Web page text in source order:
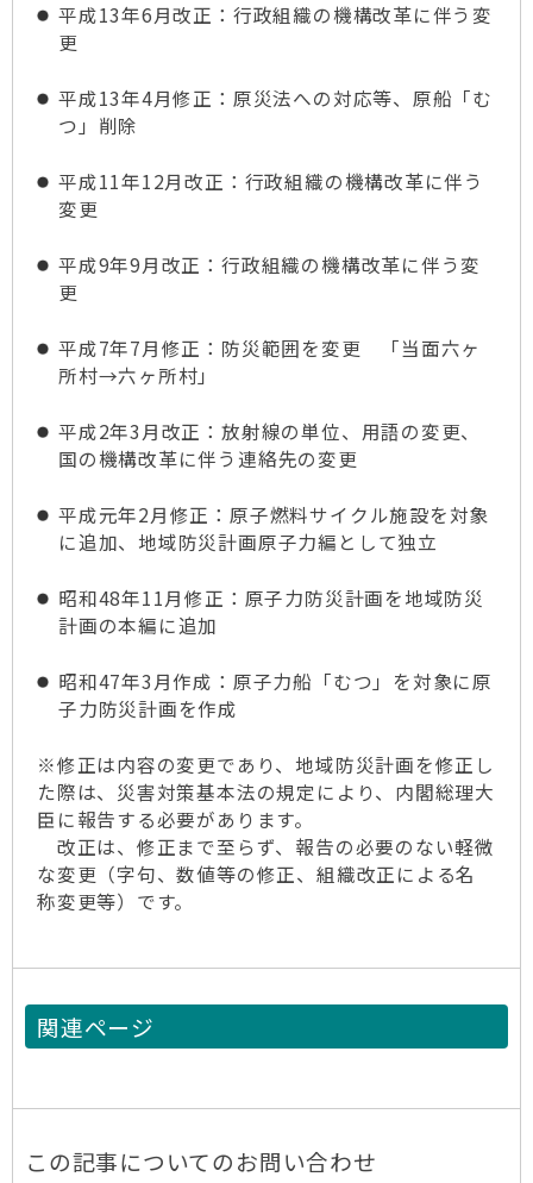
平成13年6月改正：行政組織の機構改革に伴う変
更
平成13年4月修正：原災法への対応等、原船「む
つ」削除
平成11年12月改正：行政組織の機構改革に伴う
変更
平成9年9月改正：行政組織の機構改革に伴う変
更
平成7年7月修正：防災範囲を変更 「当面六ヶ
所村→六ヶ所村」
平成2年3月改正：放射線の単位、用語の変更、
国の機構改革に伴う連絡先の変更
平成元年2月修正：原子燃料サイクル施設を対象
に追加、地域防災計画原子力編として独立
昭和48年11月修正：原子力防災計画を地域防災
計画の本編に追加
昭和47年3月作成：原子力船「むつ」を対象に原
子力防災計画を作成
※修正は内容の変更であり、地域防災計画を修正し
た際は、災害対策基本法の規定により、内閣総理大
臣に報告する必要があります。
改正は、修正まで至らず、報告の必要のない軽微
な変更（字句、数値等の修正、組織改正による名
称変更等）です。
関連ページ
この記事についてのお問い合わせ